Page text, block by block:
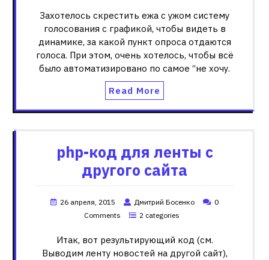
Захотелось скрестить ежа с ужом систему
голосования с графикой, чтобы видеть в
динамике, за какой пункт опроса отдаются
голоса. При этом, очень хотелось, чтобы всё
было автоматизировано по самое “не хочу.
Read More
php-код для ленты с
другого сайта
26 апреля, 2015 Дмитрий Босенко
0
Comments
2 categories
Итак, вот результирующий код (см.
Выводим ленту новостей на другой сайт),